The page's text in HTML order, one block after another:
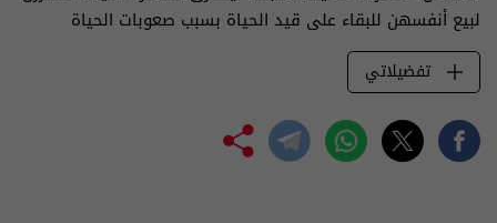
لبيع أنفسهن للبقاء على قيد الحياة بسبب صعوبات الحياة
تفضيلاتي